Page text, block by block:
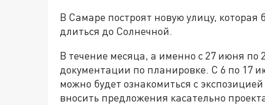
В Самаре построят новую улицу, которая
длиться до Солнечной.
В течение месяца, а именно с 27 июня
документации по планировке. С 6 по 17
можно будет ознакомиться с
вносить предложения касательно